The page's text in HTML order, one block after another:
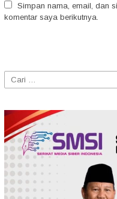
Simpan nama, email, dan
komentar saya berikutnya.
Cari
untuk: